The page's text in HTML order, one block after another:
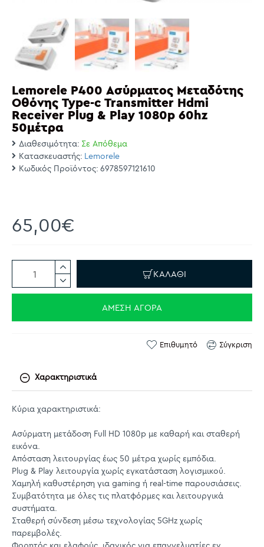
Lemorele P400 Ασύρματος Μεταδότης
Οθόνης Type-c Transmitter Hdmi
Receiver Plug & Play 1080p 60hz
50μέτρα
Διαθεσιμότητα: Σε Απόθεμα
Κατασκευαστής: Lemorele
Κωδικός Προϊόντος: 6978597121610
65,00€
ΚΑΛΆΘΙ
ΆΜΕΣΗ ΑΓΟΡΆ
Επιθυμητό Σύγκριση
Χαρακτηριστικά
Κύρια χαρακτηριστικά:
Ασύρματη μετάδοση Full HD 1080p με καθαρή και σταθερή
εικόνα.
Απόσταση λειτουργίας έως 50 μέτρα χωρίς εμπόδια.
Plug & Play λειτουργία χωρίς εγκατάσταση λογισμικού.
Χαμηλή καθυστέρηση για gaming ή real-time παρουσιάσεις.
Συμβατότητα με όλες τις πλατφόρμες και λειτουργικά
συστήματα.
Σταθερή σύνδεση μέσω τεχνολογίας 5GHz χωρίς
παρεμβολές.